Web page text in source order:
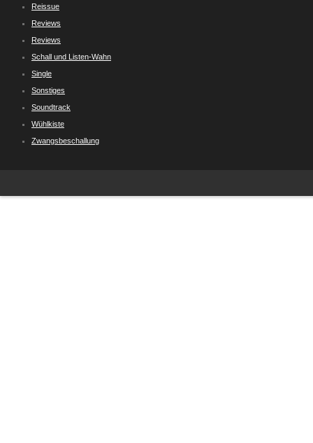
Reissue
Reviews
Reviews
Schall und Listen-Wahn
Single
Sonstiges
Soundtrack
Wühlkiste
Zwangsbeschallung